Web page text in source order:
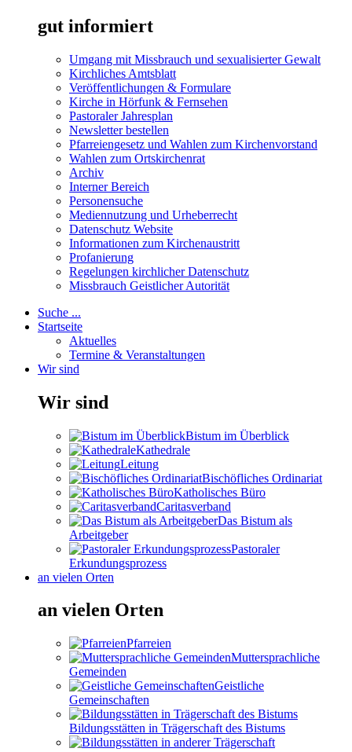
gut informiert
Umgang mit Missbrauch und sexualisierter Gewalt
Kirchliches Amtsblatt
Veröffentlichungen & Formulare
Kirche in Hörfunk & Fernsehen
Pastoraler Jahresplan
Newsletter bestellen
Pfarreiengesetz und Wahlen zum Kirchenvorstand
Wahlen zum Ortskirchenrat
Archiv
Interner Bereich
Personensuche
Mediennutzung und Urheberrecht
Datenschutz Website
Informationen zum Kirchenaustritt
Profanierung
Regelungen kirchlicher Datenschutz
Missbrauch Geistlicher Autorität
Suche ...
Startseite
Aktuelles
Termine & Veranstaltungen
Wir sind
Wir sind
Bistum im Überblick
Kathedrale
Leitung
Bischöfliches Ordinariat
Katholisches Büro
Caritasverband
Das Bistum als
Arbeitgeber
Pastoraler
Erkundungsprozess
an vielen Orten
an vielen Orten
Pfarreien
Muttersprachliche
Gemeinden
Geistliche
Gemeinschaften
Bildungsstätten in Trägerschaft des Bistums